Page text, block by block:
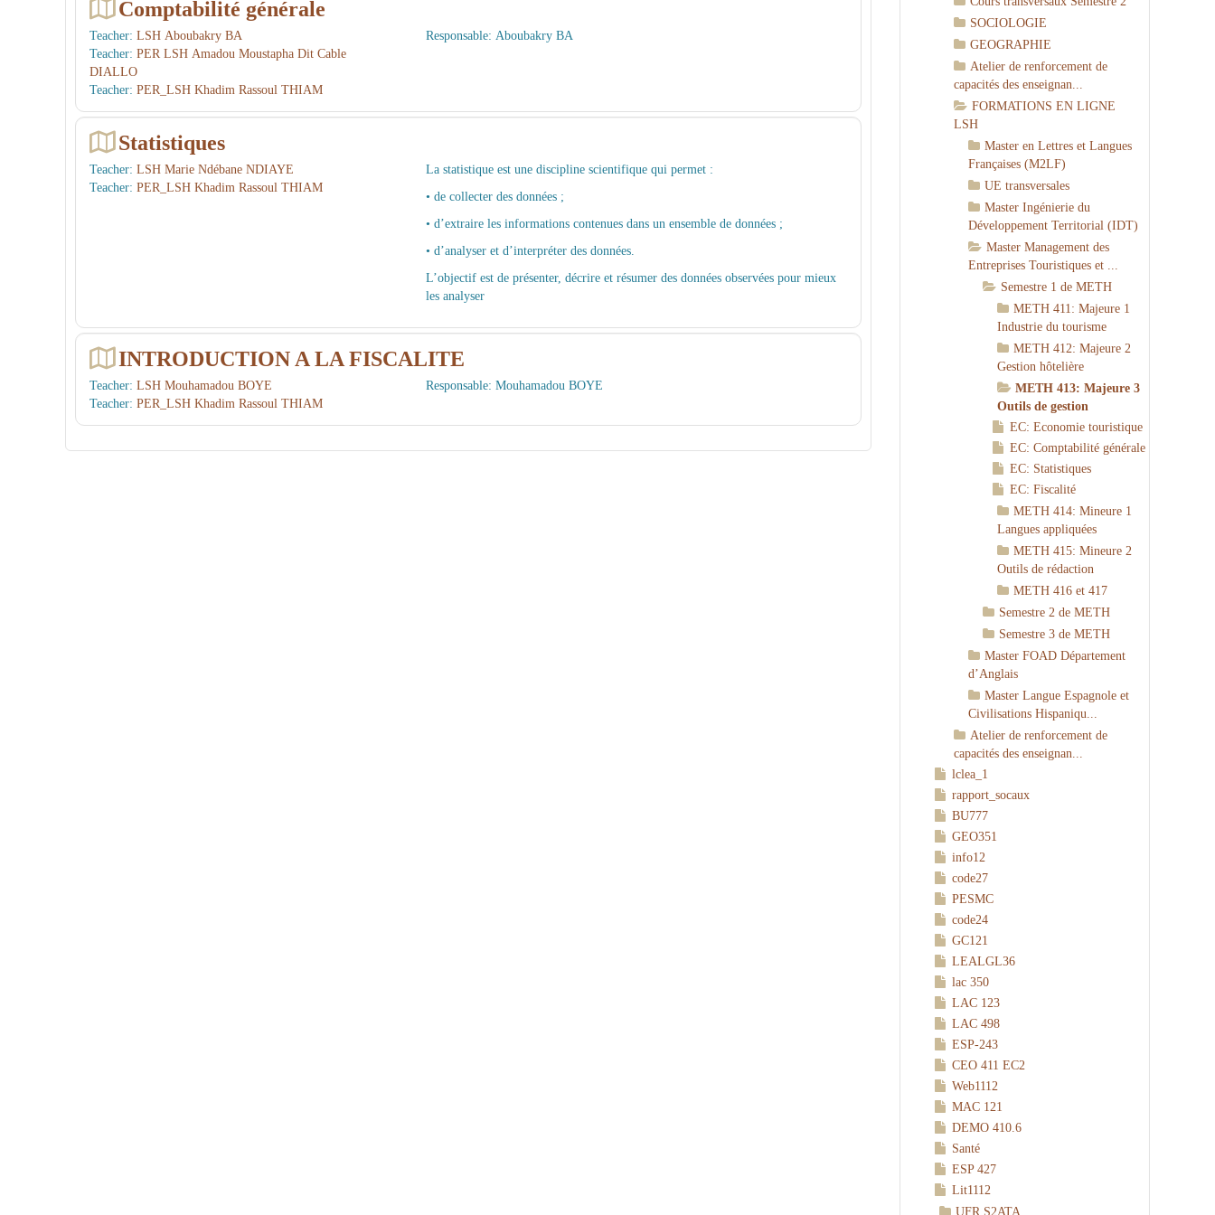
uri
ues
et
...
Comptabilité générale
Responsable: Aboubakry BA
Teacher:
LSH Aboubakry BA
Teacher: PER LSH Amadou Moustapha Dit Cable
DIALLO
Teacher: PER_LSH Khadim Rassoul THIAM
Statistiques
La statistique est une discipline scientifique qui permet :
• de collecter des données ;
• d’extraire les informations contenues dans un ensemble de données ;
• d’analyser et d’interpréter des données.
L’objectif est de présenter, décrire et résumer des données observées pour mieux
les analyser
Teacher:
LSH Marie Ndébane NDIAYE
Teacher: PER_LSH Khadim Rassoul THIAM
INTRODUCTION A LA FISCALITE
Responsable: Mouhamadou BOYE
Teacher:
LSH Mouhamadou BOYE
Teacher: PER_LSH Khadim Rassoul THIAM
SOCIOLOGIE
GEOGRAPHIE
Atelier de renforcement de
capacités des enseignan...
FORMATIONS EN LIGNE
LSH
Master en Lettres et Langues
Françaises (M2LF)
UE transversales
Master Ingénierie du
Développement Territorial (IDT)
Master Management des
Entreprises Touristiques et ...
Semestre 1 de METH
METH 411: Majeure 1
Industrie du tourisme
METH 412: Majeure 2
Gestion hôtelière
METH 413: Majeure 3
Outils de gestion
EC: Economie touristique
EC: Comptabilité générale
EC: Statistiques
EC: Fiscalité
METH 414: Mineure 1
Langues appliquées
METH 415: Mineure 2
Outils de rédaction
METH 416 et 417
Semestre 2 de METH
Semestre 3 de METH
Master FOAD Département
d’Anglais
Master Langue Espagnole et
Civilisations Hispaniqu...
Atelier de renforcement de
capacités des enseignan...
lclea_1
rapport_socaux
BU777
GEO351
info12
code27
PESMC
code24
GC121
LEALGL36
lac 350
LAC 123
LAC 498
ESP-243
CEO 411 EC2
Web1112
MAC 121
DEMO 410.6
Santé
ESP 427
Lit1112
UFR S2ATA